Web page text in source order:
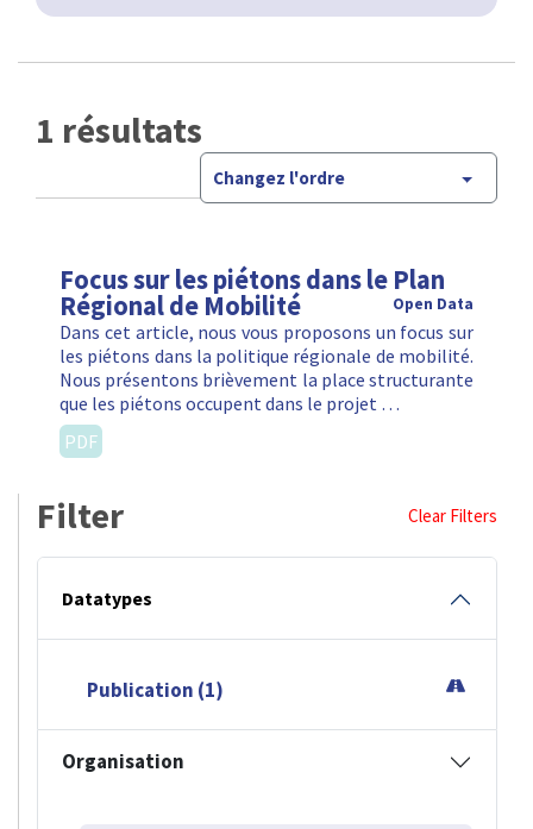
1 résultats
Changez l'ordre
Focus sur les piétons dans le Plan
Régional de Mobilité Open Data
Dans cet article, nous vous proposons un focus sur
les piétons dans la politique régionale de mobilité.
Nous présentons brièvement la place structurante
que les piétons occupent dans le projet …
PDF
Filter Clear Filters
Datatypes
Publication (1)
Organisation